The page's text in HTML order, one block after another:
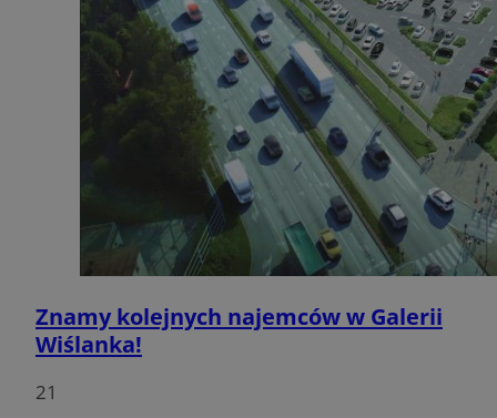
Znamy kolejnych najemców w Galerii
Wiślanka!
21